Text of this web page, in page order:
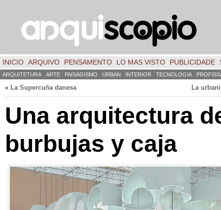
INICIO ARQUIVO PENSAMENTO LO MAS VISTO PUBLICIDADE
ARQUITETURA ARTE PAISAGISMO URBAN INTERIOR TECNOLOGIA
« La Supercuña danesa La
Una arquitectura
burbujas y caja